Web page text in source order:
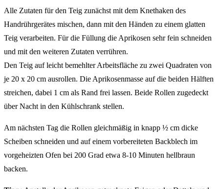
Alle Zutaten für den Teig zunächst mit dem Knethaken des
Handrührgerätes mischen, dann mit den Händen zu einem glatten
Teig verarbeiten. Für die Füllung die Aprikosen sehr fein schneiden
und mit den weiteren Zutaten verrühren.
Den Teig auf leicht bemehlter Arbeitsfläche zu zwei Quadraten von
je 20 x 20 cm ausrollen. Die Aprikosenmasse auf die beiden Hälften
streichen, dabei 1 cm als Rand frei lassen. Beide Rollen zugedeckt
über Nacht in den Kühlschrank stellen.
Am nächsten Tag die Rollen gleichmäßig in knapp ½ cm dicke
Scheiben schneiden und auf einem vorbereiteten Backblech im
vorgeheizten Ofen bei 200 Grad etwa 8-10 Minuten hellbraun
backen.